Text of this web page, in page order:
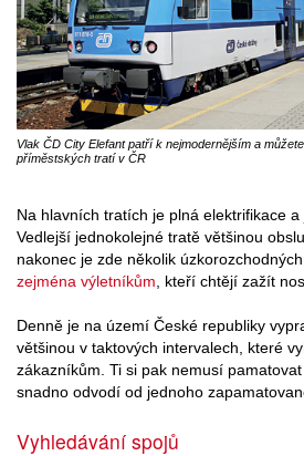
Vlak ČD City Elefant patří k nejmodernějším a
příměstských tratí v ČR
Na hlavních tratích je plná elektrifikace a
Vedlejší jednokolejné tratě většinou
nakonec je zde několik
zejména výletníkům , kteří chtějí zažít
Denně je na území České republiky
většinou v taktových intervalech, které
zákazníkům. Ti si pak nemusí
snadno odvodí od jednoho
Vyhledávání spojů